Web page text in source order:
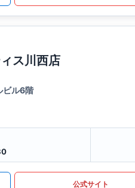
ス川西店
ビル6階
公式サイト